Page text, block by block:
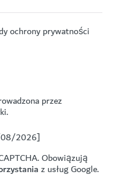
ochrony prywatności
przez
08/2026]
Obowiązują
z usług Google.